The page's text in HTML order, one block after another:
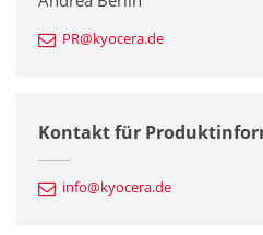
Feinkeramik-Komponenten
Automotive Komponenten
PR@kyocera.de
Kontakt für
info@kyocera.de